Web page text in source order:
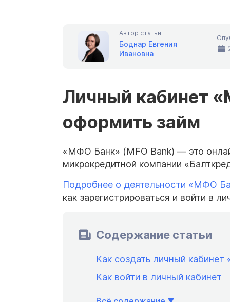
Автор статьи
Боднар Евгения
Ивановна
Личный кабинет
оформить займ
«МФО Банк» (MFO Bank) — это
микрокредитной компании
Подробнее о деятельности «МФО
как зарегистрироваться и войти в
Содержание статьи
Как создать личный
Как войти в личный кабинет